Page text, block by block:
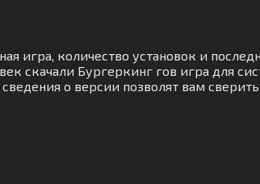
игра, количество установок и
скачали Бургеркинг гов игра для
о версии позволят вам